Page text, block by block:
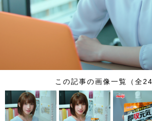
この記事の画像一覧（全24